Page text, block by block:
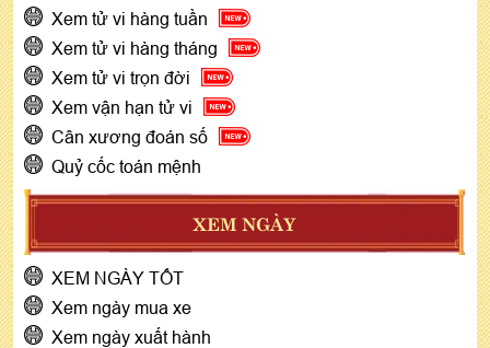
Xem tử vi hàng tuần
Xem tử vi hàng tháng
Xem tử vi trọn đời
Xem vận hạn tử vi
Cân xương đoán số
Quỷ cốc toán mệnh
XEM NGÀY
XEM NGÀY TỐT
Xem ngày mua xe
Xem ngày xuất hành